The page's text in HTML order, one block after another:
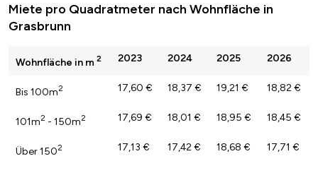
Miete pro Quadratmeter nach Wohnfläche in
Grasbrunn
Wohnfläche in m 2 2023 2024 2025 2026
Bis 100m2 17,60 € 18,37 € 19,21 € 18,82 €
101m2 - 150m2 17,69 € 18,01 € 18,95 € 18,45 €
Über 1502 17,13 € 17,42 € 18,68 € 17,71 €